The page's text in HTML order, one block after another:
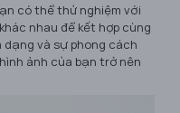
có thể thử nghiệm với
nhau để kết hợp cùng
và sự phong cách
ảnh của bạn trở nên